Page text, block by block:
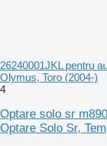
26240001JKL pentru
Olymus, Toro (2004-)
4
Optare solo sr
Optare Solo Sr,